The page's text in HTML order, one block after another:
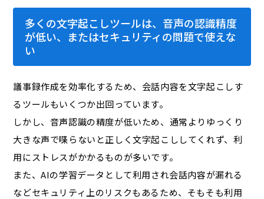
多くの文字起こしツールは、音声の認識精度
が低い、またはセキュリティの問題で使えな
い
議事録作成を効率化するため、会話内容を文字起こしす
るツールもいくつか出回っています。
しかし、音声認識の精度が低いため、通常よりゆっくり
大きな声で喋らないと正しく文字起こししてくれず、利
用にストレスがかかるものが多いです。
また、AIの学習データとして利用され会話内容が漏れる
などセキュリティ上のリスクもあるため、そもそも利用